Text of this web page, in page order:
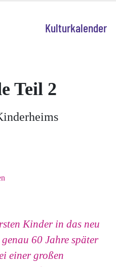
Kulturkalender
Teil 2
Kinder in das neu
60 Jahre später
einer großen